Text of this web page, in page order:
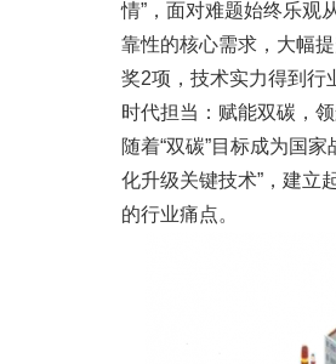
情”，面对难题始终乐观
靠性的核心需求，大幅
奖2项，技术实力得到行
时代担当：赋能双碳，
随着“双碳”目标成为国
化升级关键技术”，建立
的行业痛点。